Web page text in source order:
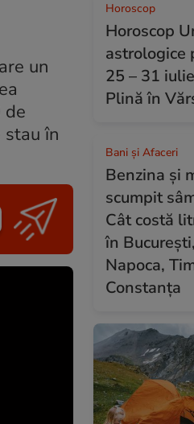
un
de
în
Horoscop
Horoscop
astrologice
25 – 31
Plină în
Bani și Afaceri
Benzina și
scumpit
Cât costă
în
Napoca,
Constanța